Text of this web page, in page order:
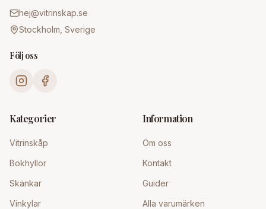
hej@vitrinskap.se
Stockholm, Sverige
Följ oss
Kategorier
Vitrinskåp
Bokhyllor
Skänkar
Vinkylar
Information
Om oss
Kontakt
Guider
Alla varumärken